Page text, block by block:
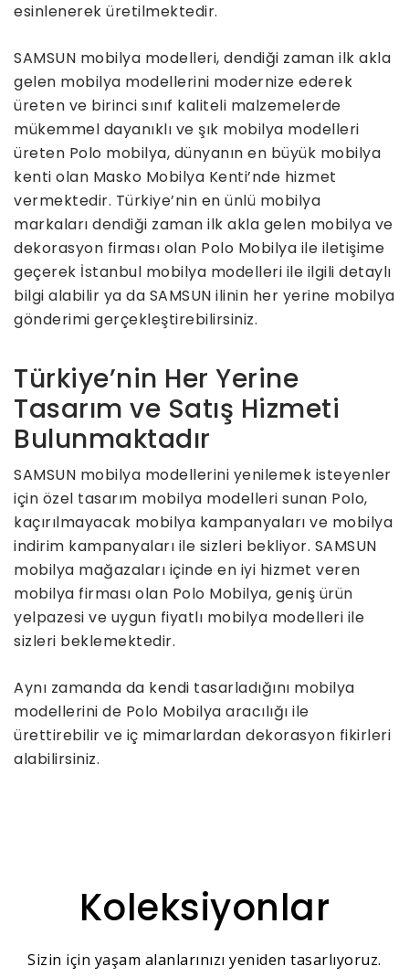
esinlenerek üretilmektedir.
SAMSUN mobilya modelleri, dendiği zaman ilk akla
gelen mobilya modellerini modernize ederek
üreten ve birinci sınıf kaliteli malzemelerde
mükemmel dayanıklı ve şık mobilya modelleri
üreten Polo mobilya, dünyanın en büyük mobilya
kenti olan Masko Mobilya Kenti’nde hizmet
vermektedir. Türkiye’nin en ünlü mobilya
markaları dendiği zaman ilk akla gelen mobilya ve
dekorasyon firması olan Polo Mobilya ile iletişime
geçerek İstanbul mobilya modelleri ile ilgili detaylı
bilgi alabilir ya da SAMSUN ilinin her yerine mobilya
gönderimi gerçekleştirebilirsiniz.
Türkiye’nin Her Yerine
Tasarım ve Satış Hizmeti
Bulunmaktadır
SAMSUN mobilya modellerini yenilemek isteyenler
için özel tasarım mobilya modelleri sunan Polo,
kaçırılmayacak mobilya kampanyaları ve mobilya
indirim kampanyaları ile sizleri bekliyor. SAMSUN
mobilya mağazaları içinde en iyi hizmet veren
mobilya firması olan Polo Mobilya, geniş ürün
yelpazesi ve uygun fiyatlı mobilya modelleri ile
sizleri beklemektedir.
Aynı zamanda da kendi tasarladığını mobilya
modellerini de Polo Mobilya aracılığı ile
ürettirebilir ve iç mimarlardan dekorasyon fikirleri
alabilirsiniz.
Koleksiyonlar
Sizin için yaşam alanlarınızı yeniden tasarlıyoruz.